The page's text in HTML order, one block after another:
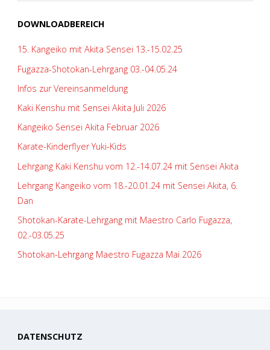
DOWNLOADBEREICH
15. Kangeiko mit Akita Sensei 13.-15.02.25
Fugazza-Shotokan-Lehrgang 03.-04.05.24
Infos zur Vereinsanmeldung
Kaki Kenshu mit Sensei Akita Juli 2026
Kangeiko Sensei Akita Februar 2026
Karate-Kinderflyer Yuki-Kids
Lehrgang Kaki Kenshu vom 12.-14.07.24 mit Sensei Akita
Lehrgang Kangeiko vom 18.-20.01.24 mit Sensei Akita, 6.
Dan
Shotokan-Karate-Lehrgang mit Maestro Carlo Fugazza,
02.-03.05.25
Shotokan-Lehrgang Maestro Fugazza Mai 2026
DATENSCHUTZ